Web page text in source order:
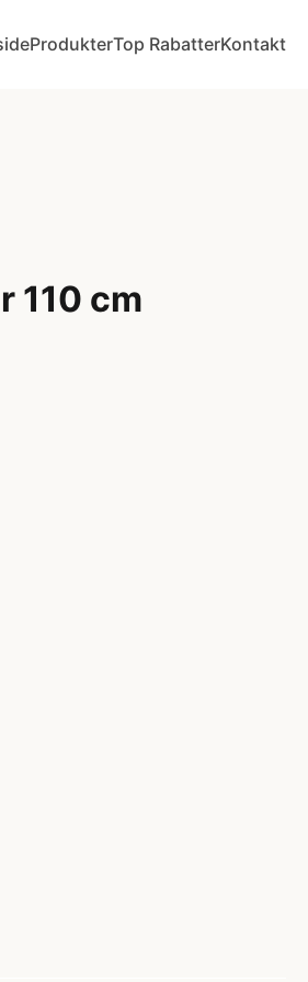
ProdukterTop RabatterKontakt
110 cm